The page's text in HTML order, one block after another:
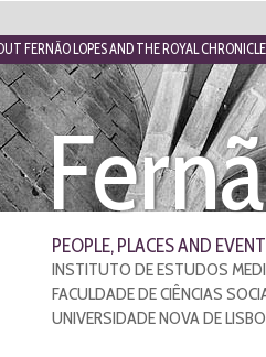
PEOPLE, PLACES AND
INSTITUTO DE ESTUDOS
FACULDADE DE CIÊNCIAS
UNIVERSIDADE NOVA DE
FERNÃO LOPES AND THE ROYAL